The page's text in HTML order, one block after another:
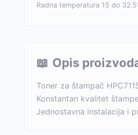
Radna temperatura 15 do
📖 Opis
Toner za štampač
Konstantan kvalitet
Jednostavna instalacija i